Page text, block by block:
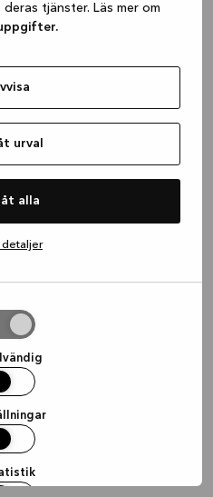
tjänster. Läs mer om
urval
alla
detaljer
the browser console for more
.